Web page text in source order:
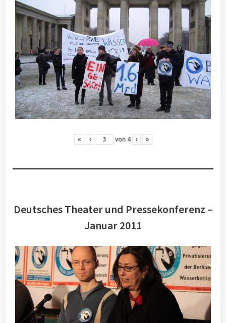
« ‹ von 4 › »
Deutsches Theater und Pressekonferenz –
Januar 2011